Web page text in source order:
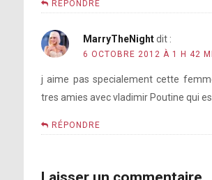
RÉPONDRE
MarryTheNight dit :
6 OCTOBRE 2012 À 1 H 42
j aime pas specialement cette
tres amies avec vladimir Poutine qui
RÉPONDRE